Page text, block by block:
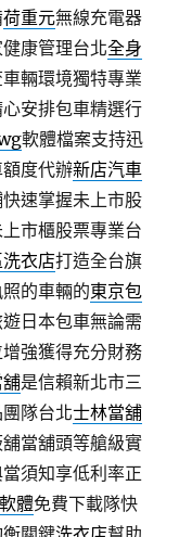
荷重元無線充電器
康管理台北全身
輛環境獨特專業
安排包車精選行
軟體檔案支持迅
度代辦新店汽車
速掌握未上市股
市櫃股票專業台
衣店打造全台旗
的車輛的東京包
日本包車無論需
強獲得充分財務
是信賴新北市三
隊台北士林當舖
當舖頭等艙級實
須知享低利率正
體免費下載隊快